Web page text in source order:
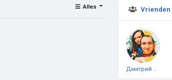
Vrienden
Дмитрий Чеботарёв
Alles